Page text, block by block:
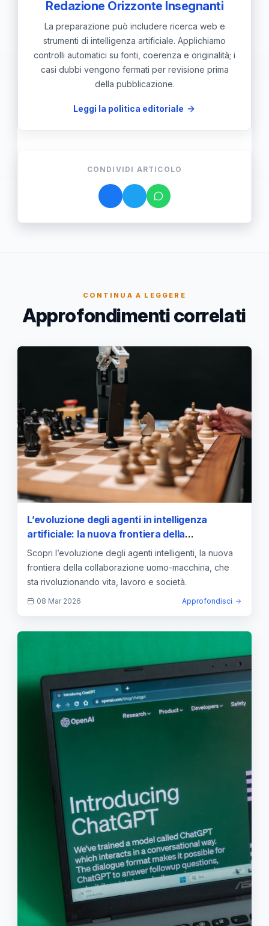
Redazione Orizzonte Insegnanti
La preparazione può includere ricerca web e
strumenti di intelligenza artificiale. Applichiamo
controlli automatici su fonti, coerenza e originalità; i
casi dubbi vengono fermati per revisione prima
della pubblicazione.
Leggi la politica editoriale
CONDIVIDI ARTICOLO
CONTINUA A LEGGERE
Approfondimenti correlati
L’evoluzione degli agenti in intelligenza
artificiale: la nuova frontiera della
collaborazione uomo-macchina
Scopri l’evoluzione degli agenti intelligenti, la nuova
frontiera della collaborazione uomo-macchina, che
sta rivoluzionando vita, lavoro e società.
08 Mar 2026 Approfondisci